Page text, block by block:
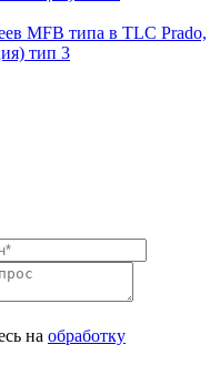
MFB типа в TLC Prado,
тип 3
на обработку